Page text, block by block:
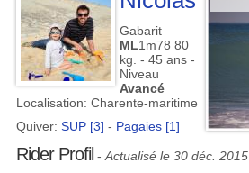
Gabarit
ML1m78 80
kg. - 45 ans -
Niveau
Avancé
Localisation: Charente-maritime
Quiver: SUP [3] - Pagaies [1]
Rider Profil - Actualisé le 30 déc. 2015